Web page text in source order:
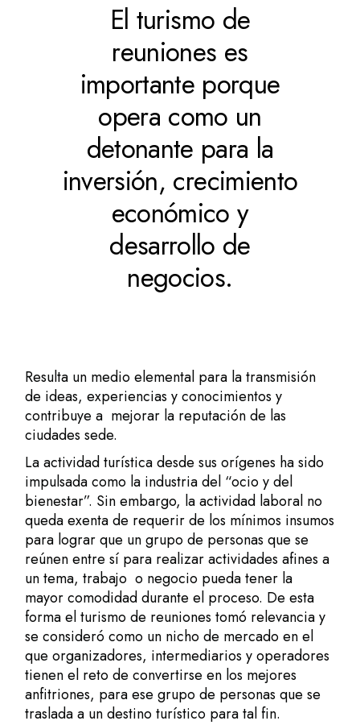
El turismo de
reuniones es
importante porque
opera como un
detonante para la
inversión, crecimiento
económico y
desarrollo de
negocios.
Resulta un medio elemental para la transmisión
de ideas, experiencias y conocimientos y
contribuye a mejorar la reputación de las
ciudades sede.
La actividad turística desde sus orígenes ha sido
impulsada como la industria del “ocio y del
bienestar”. Sin embargo, la actividad laboral no
queda exenta de requerir de los mínimos insumos
para lograr que un grupo de personas que se
reúnen entre sí para realizar actividades afines a
un tema, trabajo o negocio pueda tener la
mayor comodidad durante el proceso. De esta
forma el turismo de reuniones tomó relevancia y
se consideró como un nicho de mercado en el
que organizadores, intermediarios y operadores
tienen el reto de convertirse en los mejores
anfitriones, para ese grupo de personas que se
traslada a un destino turístico para tal fin.